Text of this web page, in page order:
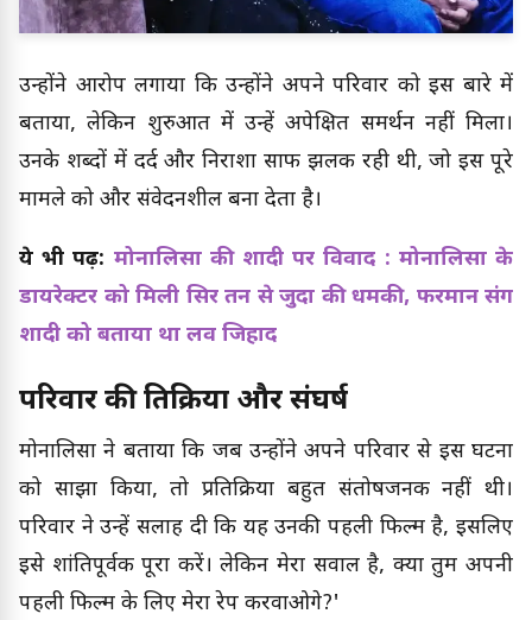
उन्होंने आरोप लगाया कि उन्होंने अपने परिवार को इस बारे में
बताया, लेकिन शुरुआत में उन्हें अपेक्षित समर्थन नहीं मिला।
उनके शब्दों में दर्द और निराशा साफ झलक रही थी, जो इस पूरे
मामले को और संवेदनशील बना देता है।
ये भी पढ़ें: मोनालिसा की शादी पर विवाद : मोनालिसा के
डायरेक्टर को मिली सिर तन से जुदा की धमकी, फरमान संग
शादी को बताया था लव जिहाद
परिवार की प्रतिक्रिया और संघर्ष
मोनालिसा ने बताया कि जब उन्होंने अपने परिवार से इस घटना
को साझा किया, तो प्रतिक्रिया बहुत संतोषजनक नहीं थी।
परिवार ने उन्हें सलाह दी कि यह उनकी पहली फिल्म है, इसलिए
इसे शांतिपूर्वक पूरा करें। लेकिन मेरा सवाल है, क्या तुम अपनी
पहली फिल्म के लिए मेरा रेप करवाओगे?'